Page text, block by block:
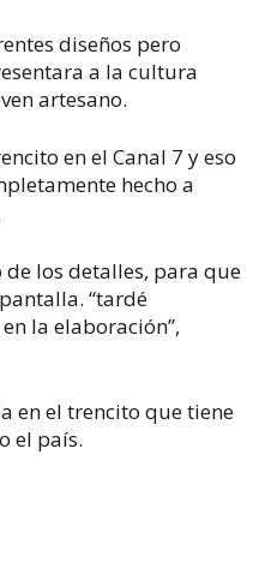
diseños pero
a la cultura
artesano.
en el Canal 7 y eso
hecho a
los detalles, para que
“tardé
la elaboración”,
en el trencito que tiene
el país.